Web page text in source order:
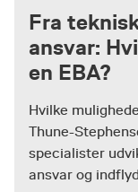
Fra
ansvar:
en EBA?
Hvilke
Thune-
specialister
ansvar og